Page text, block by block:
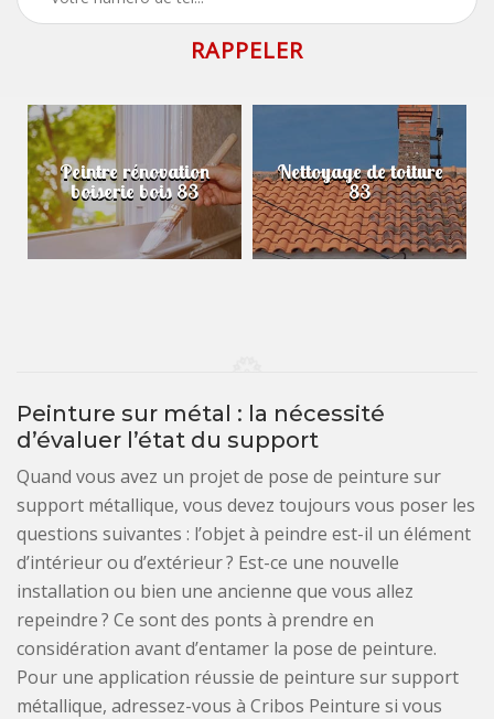
Peintre rénovation
boiserie bois 83
Nettoyage de toiture
83
Peinture sur métal : la nécessité
d’évaluer l’état du support
Quand vous avez un projet de pose de peinture sur
support métallique, vous devez toujours vous poser les
questions suivantes : l’objet à peindre est-il un élément
d’intérieur ou d’extérieur ? Est-ce une nouvelle
installation ou bien une ancienne que vous allez
repeindre ? Ce sont des ponts à prendre en
considération avant d’entamer la pose de peinture.
Pour une application réussie de peinture sur support
métallique, adressez-vous à Cribos Peinture si vous